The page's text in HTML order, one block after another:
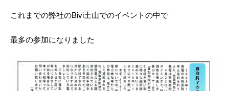
これまでの弊社のBivi土山でのイベントの中で
最多の参加になりました